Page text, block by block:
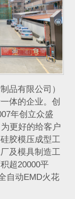
品有限公司）
体的企业。创
年创立众盛
更好的给客户
胶模压成型工
及模具制造工
超20000平
自动EMD火花